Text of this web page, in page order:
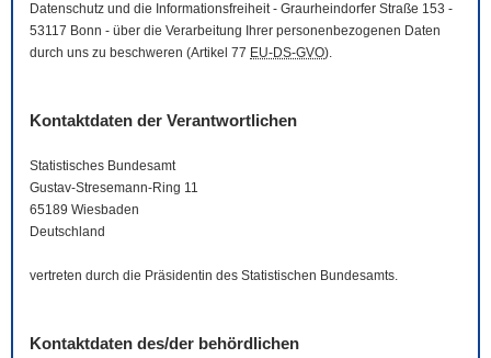
Datenschutz und die Informationsfreiheit - Graurheindorfer Straße 153 -
53117 Bonn - über die Verarbeitung Ihrer personenbezogenen Daten
durch uns zu beschweren (Artikel 77 EU-DS-GVO).
Kontaktdaten der Verantwortlichen
Statistisches Bundesamt
Gustav-Stresemann-Ring 11
65189 Wiesbaden
Deutschland
vertreten durch die Präsidentin des Statistischen Bundesamts.
Kontaktdaten des/der behördlichen